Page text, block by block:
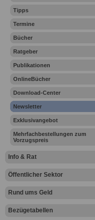
Tipps
Termine
Bücher
Ratgeber
Publikationen
OnlineBücher
Download-Center
Newsletter
Exklusivangebot
Mehrfachbestellungen zum
Vorzugspreis
Info & Rat
Öffentlicher Sektor
Rund ums Geld
Bezügetabellen